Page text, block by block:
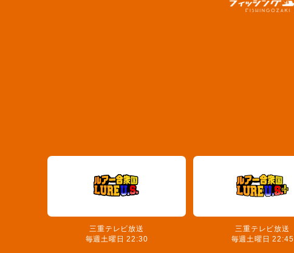
三重テレビ放送
毎週土曜日 22:30
三重テレビ放送
毎週土曜日 22:45